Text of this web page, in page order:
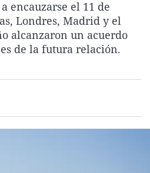
La rosa de los vientos
Gente viajera
Como el perro y el
Caso
Retornados
Equipo de
Extremadura
Galicia
La Rioja
Virales
Televisión
Elecciones
encauzarse el 11 de
Londres, Madrid y el
alcanzaron un acuerdo
de la futura relación.